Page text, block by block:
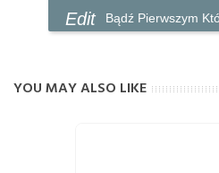
Bądź Pierwszym
YOU MAY ALSO LIKE